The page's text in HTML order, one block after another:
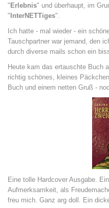
" Erlebnis" und überhaupt, im
" InterNETTiges".
Ich hatte - mal wieder - ein
Tauschpartner war jemand, den
durch diverse mails schon ein
Heute kam das ertauschte Buch
richtig schönes, kleines
Buch und einem netten Gruß -
Eine tolle Hardcover Ausgabe.
Aufmerksamkeit, als
freu mich. Ganz arg doll. Ein